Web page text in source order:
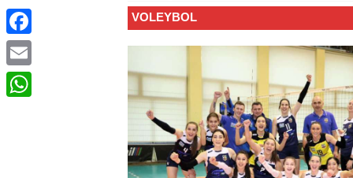
VOLEYBOL
Facebook
Email